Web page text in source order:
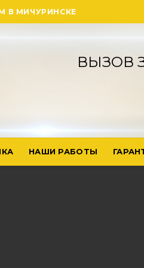
В МИЧУРИНСКЕ
ВЫЗОВ
НАШИ РАБОТЫ